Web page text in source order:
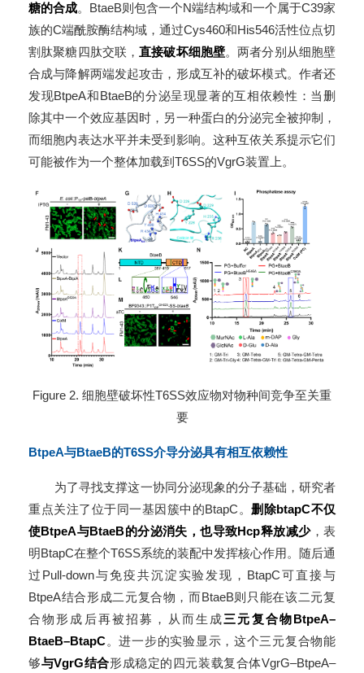
糖的合成。BtaeB则包含一个N端结构域和一个属于C39家
族的C端酰胺酶结构域，通过Cys460和His546活性位点切
割肽聚糖四肽交联，直接破坏细胞壁。两者分别从细胞壁
合成与降解两端发起攻击，形成互补的破坏模式。作者还
发现BtpeA和BtaeB的分泌呈现显著的互相依赖性：当删
除其中一个效应基因时，另一种蛋白的分泌完全被抑制，
而细胞内表达水平并未受到影响。这种互依关系提示它们
可能被作为一个整体加载到T6SS的VgrG装置上。
Figure 2. 细胞壁破坏性T6SS效应物对物种间竞争至关重
要
BtpeA与BtaeB的T6SS介导分泌具有相互依赖性
为了寻找支撑这一协同分泌现象的分子基础，研究者
重点关注了位于同一基因簇中的BtapC。 删除btapC不仅
使BtpeA与BtaeB的分泌消失，也导致Hcp释放减少，表
明BtapC在整个T6SS系统的装配中发挥核心作用。随后通
过Pull-down与免疫共沉淀实验发现，BtapC可直接与
BtpeA结合形成二元复合物，而BtaeB则只能在该二元复
合物形成后再被招募，从而生成三元复合物BtpeA–
BtaeB–BtapC。进一步的实验显示，这个三元复合物能
够与VgrG结合形成稳定的四元装载复合体VgrG–BtpeA–